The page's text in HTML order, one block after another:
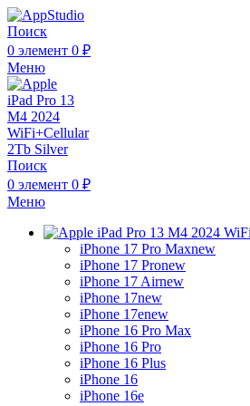
Поиск
0 элемент 0 ₽
Меню
Поиск
0 элемент 0 ₽
Меню
iPhone 17 Pro Maxnew
iPhone 17 Pronew
iPhone 17 Airnew
iPhone 17new
iPhone 17enew
iPhone 16 Pro Max
iPhone 16 Pro
iPhone 16 Plus
iPhone 16
iPhone 16e